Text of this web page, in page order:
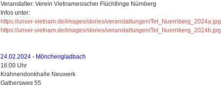
Veranstalter: Verein Vietnamesischer Flüchtlinge Nürnberg
Infos unter:
https://unser-vietnam.de/images/stories/veranstaltungen/Tet_Nuernberg_2024a.jpg
https://unser-vietnam.de/images/stories/veranstaltungen/Tet_Nuernberg_2024b.jpg
24.02.2024 - Mönchengladbach
16:00 Uhr
Krahnendonkhalle Neuwerk
Gathersweg 55